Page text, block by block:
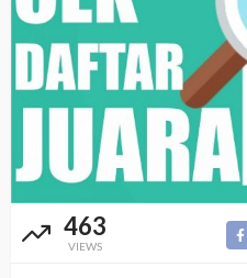
463
VIEWS